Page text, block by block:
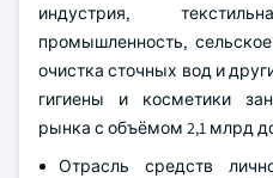
индустрия,
промышленность,
очистка сточных вод и
гигиены и косметики
рынка с объёмом 2,1 млрд
Отрасль средств